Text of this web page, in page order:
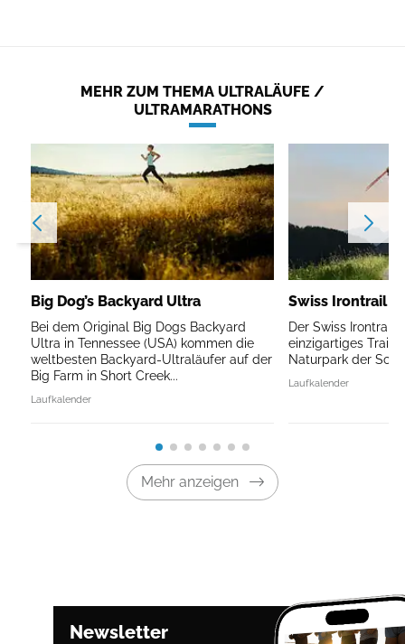
MEHR ZUM THEMA ULTRALÄUFE /
ULTRAMARATHONS
Big Dog’s Backyard Ultra
Bei dem Original Big Dogs Backyard
Ultra in Tennessee (USA) kommen die
weltbesten Backyard-Ultraläufer auf der
Big Farm in Short Creek...
Laufkalender
Swiss Irontrail
Der Swiss Irontrail
einzigartiges
Naturpark der
Laufkalender
Mehr anzeigen
Newsletter